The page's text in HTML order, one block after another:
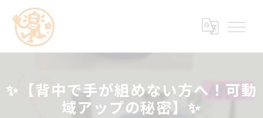
✨【背中で手が組めない方へ！可動
域アップの秘密】✨